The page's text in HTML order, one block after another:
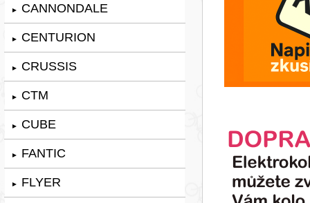
► CANNONDALE
► CENTURION
► CRUSSIS
► CTM
► CUBE
► FANTIC
► FLYER